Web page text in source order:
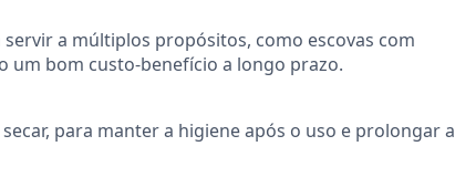
a múltiplos propósitos, como escovas com
um bom custo-benefício a longo prazo.
para manter a higiene após o uso e prolongar a